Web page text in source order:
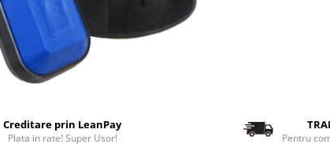
Creditare prin LeanPay
Plata in rate! Super Usor! Pentru